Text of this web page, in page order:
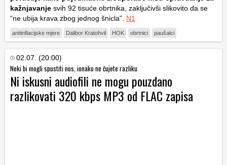
kažnjavanje svih 92 tisuće obrtnika, zaključivši slikovito da se
“ne ubija krava zbog jednog šnicla”. N1
antiinflacijske mjere Dalibor Kratohvil HOK obrtnici paušalci
02.07. (20:00)
Neki bi mogli spustiti nos, ionako ne čujete razliku
Ni iskusni audiofili ne mogu pouzdano
razlikovati 320 kbps MP3 od FLAC zapisa